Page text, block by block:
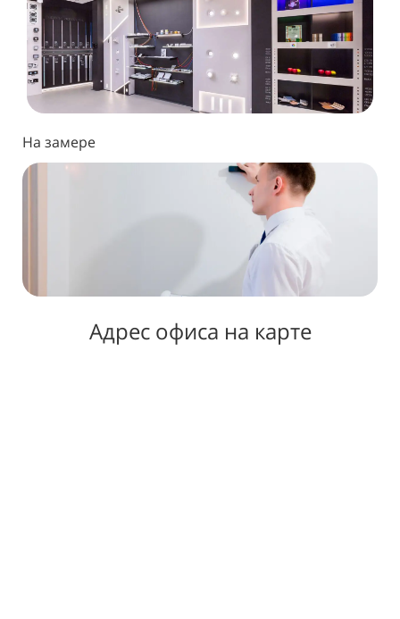
На замере
Адрес офиса на карте